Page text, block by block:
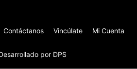
Contáctanos Vincúlate Mi Cuenta
por DPS